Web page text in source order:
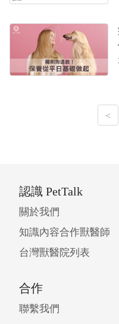
<
認識 PetTalk
關於我們
知識內容合作獸醫師
台灣獸醫院列表
合作
聯繫我們